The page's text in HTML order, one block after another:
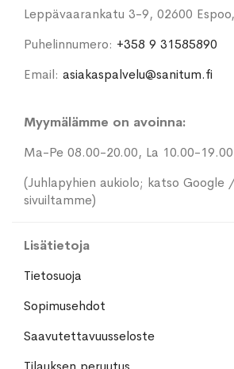
Leppävaarankatu 3-9, 02600
Puhelinnumero: +358 9 31585890
Email: asiakaspalvelu@sanitum.fi
Myymälämme on avoinna:
Ma-Pe 08.00-20.00, La 10.00-
(Juhlapyhien aukiolo; katso Google
sivuiltamme)
Lisätietoja
Tietosuoja
Sopimusehdot
Saavutettavuusseloste